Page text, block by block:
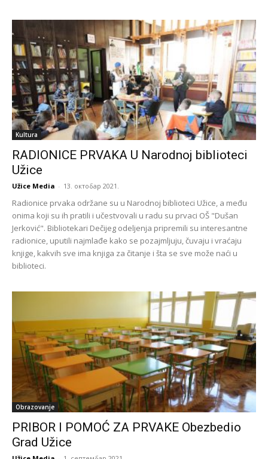
Kultura
RADIONICE PRVAKA U Narodnoj biblioteci
Užice
Užice Media - 13. октобар 2021.
Radionice prvaka održane su u Narodnoj biblioteci Užice, a među
onima koji su ih pratili i učestvovali u radu su prvaci OŠ "Dušan
Jerković". Bibliotekari Dečijeg odeljenja pripremili su interesantne
radionice, uputili najmlađe kako se pozajmljuju, čuvaju i vraćaju
knjige, kakvih sve ima knjiga za čitanje i šta se sve može naći u
biblioteci.
Obrazovanje
PRIBOR I POMOĆ ZA PRVAKE Obezbedio
Grad Užice